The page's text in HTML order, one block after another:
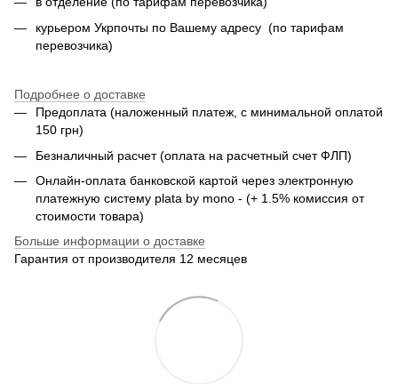
курьером Укрпочты по Вашему адресу (по тарифам
перевозчика)
Подробнее о доставке
Предоплата (наложенный платеж, с минимальной оплатой
150 грн)
Безналичный расчет (оплата на расчетный счет ФЛП)
Онлайн-оплата банковской картой через электронную
платежную систему plata by mono - (+ 1.5% комиссия от
стоимости товара)
Больше информации о доставке
Гарантия от производителя 12 месяцев